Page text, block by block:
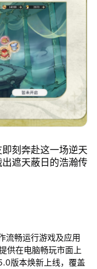
刻奔赴这一场逆天
遮天蔽日的浩瀚传
流畅运行游戏及应用
供在电脑畅玩市面上
版本焕新上线，覆盖